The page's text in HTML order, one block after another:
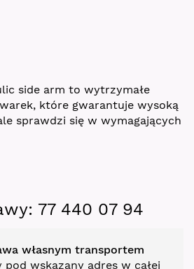
side arm to wytrzymałe
które gwarantuje wysoką
sprawdzi się w wymagających
77 440 07 94
własnym transportem
pod wskazany adres w całej